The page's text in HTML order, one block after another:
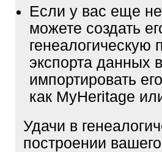
Если у вас еще
можете создать
генеалогическую
экспорта данных
импортировать
как MyHeritage
Удачи в
построении